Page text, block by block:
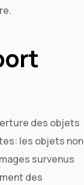
des objets
les objets non
survenus
des